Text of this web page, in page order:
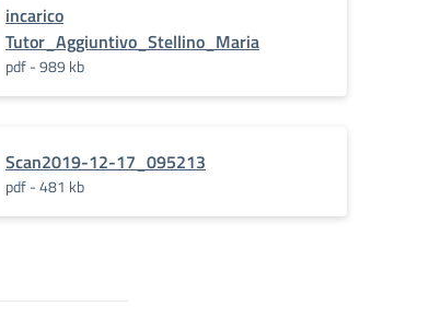
incarico
Tutor_Aggiuntivo_Stellino_Maria
pdf - 989 kb
Scan2019-12-17_095213
pdf - 481 kb